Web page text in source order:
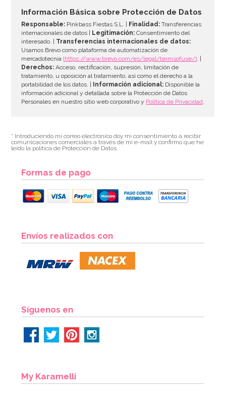
AÑADIR
Información Básica sobre Protección de Datos
Responsable: Pinkbass Fiestas S.L. | Finalidad: Transferencias
internacionales de datos |
Legitimación: Consentimiento del
interesado. | Transferencias internacionales de datos:
Usamos Brevo como plataforma de automatización de
mercadotecnia(https://www.brevo.com/es/legal/termsofuse/). |
Derechos: Acceso, rectificación, supresión, limitación de
tratamiento, u oposición al tratamiento, así como el derecho a la
portabilidad de los datos. |
Información adicional: Disponible la
información adicional y detallada sobre la Protección de Datos
Personales en nuestro sitio web corporativo y Política de Privacidad.
* Introduciendo mi correo electrónico doy mi consentimiento a recibir
comunicaciones comerciales a través de mi e-mail y confirmo que he
leído la política de Protección de Datos.
Formas de pago
Envíos realizados con
Síguenos en
My Karamelli